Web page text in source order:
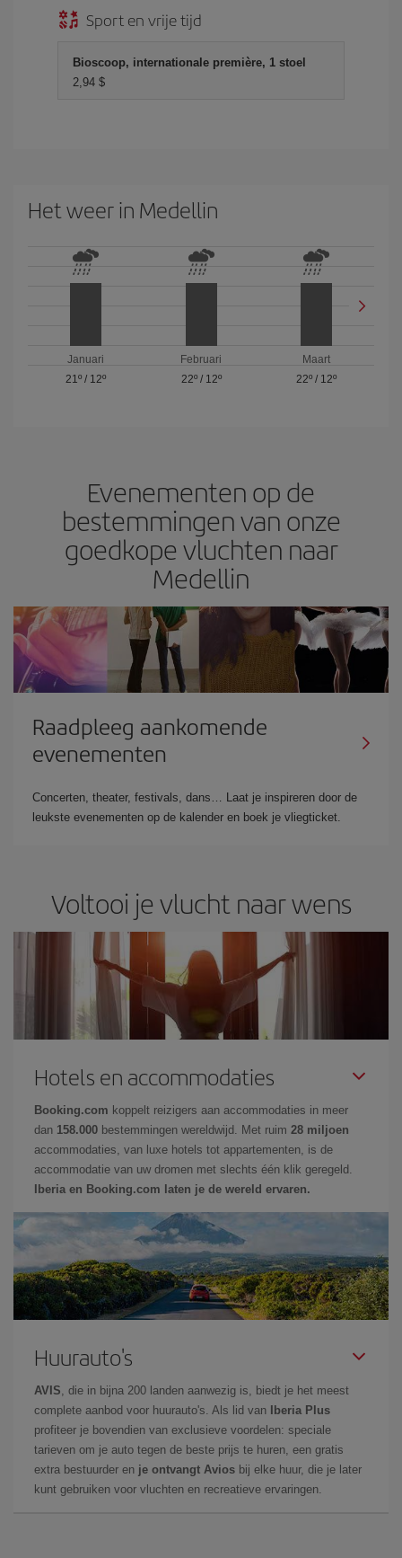
Sport en vrije tijd
Bioscoop, internationale première, 1 stoel
2,94 $
Het weer in Medellin
Januari
21º/ 12º
Februari
22º/ 12º
Maart
22º / 12º
Evenementen op de
bestemmingen van onze
goedkope vluchten naar
Medellin
Raadpleeg aankomende
evenementen
Concerten, theater, festivals, dans… Laat je inspireren door de
leukste evenementen op de kalender en boek je vliegticket.
Voltooi je vlucht naar wens
Hotels en accommodaties
Booking.com koppelt reizigers aan accommodaties in meer
dan 158.000 bestemmingen wereldwijd. Met ruim 28 miljoen
accommodaties, van luxe hotels tot appartementen, is de
accommodatie van uw dromen met slechts één klik geregeld.
Iberia en Booking.com laten je de wereld ervaren.
Huurauto's
AVIS , die in bijna 200 landen aanwezig is, biedt je het meest
complete aanbod voor huurauto's. Als lid van
Iberia Plus
profiteer je bovendien van exclusieve voordelen: speciale
tarieven om je auto tegen de beste prijs te huren, een gratis
extra bestuurder en je ontvangt Avios bij elke huur, die je later
kunt gebruiken voor vluchten en recreatieve ervaringen.